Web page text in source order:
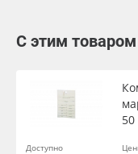
С этим
Доступно